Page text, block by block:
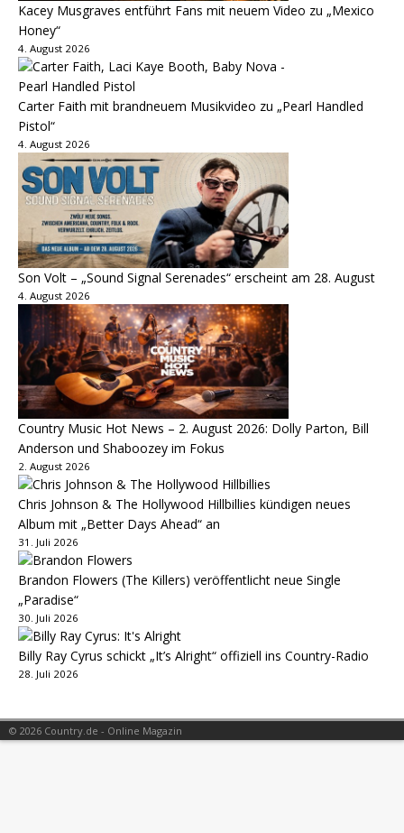
Kacey Musgraves entführt Fans mit neuem Video zu „Mexico
Honey“
4. August 2026
Carter Faith mit brandneuem Musikvideo zu „Pearl Handled
Pistol“
4. August 2026
Son Volt – „Sound Signal Serenades“ erscheint am 28. August
4. August 2026
Country Music Hot News – 2. August 2026: Dolly Parton, Bill
Anderson und Shaboozey im Fokus
2. August 2026
Chris Johnson & The Hollywood Hillbillies kündigen neues
Album mit „Better Days Ahead“ an
31. Juli 2026
Brandon Flowers (The Killers) veröffentlicht neue Single
„Paradise“
30. Juli 2026
Billy Ray Cyrus schickt „It’s Alright“ offiziell ins Country-Radio
28. Juli 2026
© 2026 Country.de - Online Magazin